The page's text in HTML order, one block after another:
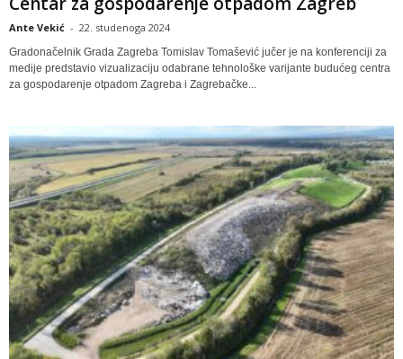
Ante Vekić - 22. studenoga 2024
Gradonačelnik Grada Zagreba Tomislav Tomašević jučer je na konferenciji za
medije predstavio vizualizaciju odabrane tehnološke varijante budućeg centra
za gospodarenje otpadom Zagreba i Zagrebačke...